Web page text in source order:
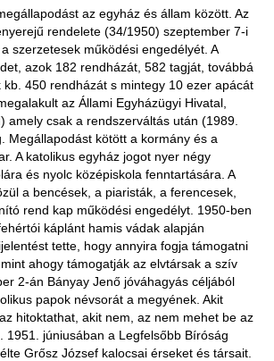
az egyház és állam között. Az
rendelete (34/1950) szeptember 7-i
szerzetesek működési engedélyét. A
azok 182 rendházát, 582 tagját, továbbá
450 rendházát s mintegy 10 ezer apácát
az Állami Egyházügyi Hivatal,
amely csak a rendszerváltás után (1989.
Megállapodást kötött a kormány és a
A katolikus egyház jogot nyer négy
és nyolc középiskola fenntartására. A
a bencések, a piaristák, a ferencesek,
rend kap működési engedélyt. 1950-ben
káplánt hamis vádak alapján
tette, hogy annyira fogja támogatni
ahogy támogatják az elvtársak a szív
2-án Bányay Jenő jóváhagyás céljából
papok névsorát a megyének. Akit
hitoktathat, akit nem, az nem mehet be az
1951. júniusában a Legfelsőbb Bíróság
Grősz József kalocsai érseket és társait.